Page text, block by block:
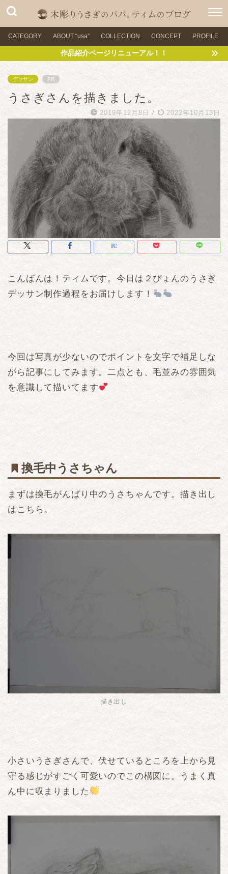
CATEGORY ABOUT “usa” COLLECTION CONCEPT PROFILE
作品紹介ページリニューアル！！
デッサン PR
うさぎさんを描きました。
2019年12月8日 / 2022年10月13日
こんばんは！ティムです。今日は２ぴょんのうさぎ
デッサン制作過程をお届けします！
今回は写真が少ないのでポイントを文字で補足しな
がら記事にしてみます。二点とも、毛並みの雰囲気
を意識して描いてます
換毛中うさちゃん
まずは換毛がんばり中のうさちゃんです。描き出し
はこちら。
描き出し
小さいうさぎさんで、伏せているところを上から見
守る感じがすごく可愛いのでこの構図に。うまく真
ん中に収まりました